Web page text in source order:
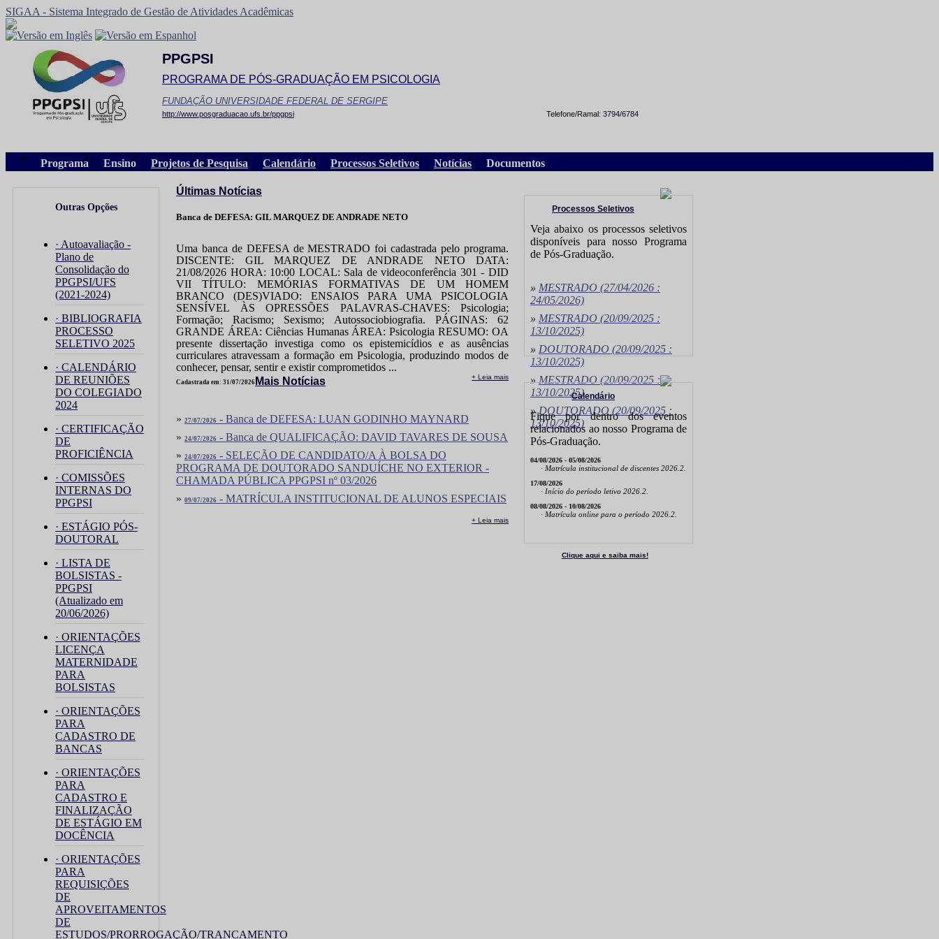
SIGAA - Sistema Integrado de Gestão de Atividades Acadêmicas
PPGPSI
PROGRAMA DE PÓS-GRADUAÇÃO EM PSICOLOGIA
FUNDAÇÃO UNIVERSIDADE FEDERAL DE SERGIPE
Telefone/Ramal: 3794/6784
http://www.posgraduacao.ufs.br/ppgpsi
Programa Ensino Projetos de Pesquisa Calendário Processos Seletivos Notícias Documentos
Outras Opções
· Autoavaliação -
Plano de
Consolidação do
PPGPSI/UFS
(2021-2024)
· BIBLIOGRAFIA
PROCESSO
SELETIVO 2025
· CALENDÁRIO
DE REUNIÕES
DO COLEGIADO
2024
· CERTIFICAÇÃO
DE
PROFICIÊNCIA
· COMISSÕES
INTERNAS DO
PPGPSI
· ESTÁGIO PÓS-
DOUTORAL
· LISTA DE
BOLSISTAS -
PPGPSI
(Atualizado em
20/06/2026)
· ORIENTAÇÕES
LICENÇA
MATERNIDADE
PARA
BOLSISTAS
· ORIENTAÇÕES
PARA
CADASTRO DE
BANCAS
· ORIENTAÇÕES
PARA
CADASTRO E
FINALIZAÇÃO
DE ESTÁGIO EM
DOCÊNCIA
· ORIENTAÇÕES
PARA
REQUISIÇÕES
DE
APROVEITAMENTOS
DE
ESTUDOS/PRORROGAÇÃO/TRANCAMENTO
Últimas Notícias
Banca de DEFESA: GIL MARQUEZ DE ANDRADE NETO
Uma banca de DEFESA de MESTRADO foi cadastrada pelo programa.
DISCENTE: GIL MARQUEZ DE ANDRADE NETO DATA:
21/08/2026 HORA: 10:00 LOCAL: Sala de videoconferência 301 - DID
VII TÍTULO: MEMÓRIAS FORMATIVAS DE UM HOMEM
BRANCO (DES)VIADO: ENSAIOS PARA UMA PSICOLOGIA
SENSÍVEL ÀS OPRESSÕES PALAVRAS-CHAVES: Psicologia;
Formação; Racismo; Sexismo; Autossociobiografia. PÁGINAS: 62
GRANDE ÁREA: Ciências Humanas ÁREA: Psicologia RESUMO: OA
presente dissertação investiga como os epistemicídios e as ausências
curriculares atravessam a formação em Psicologia, produzindo modos de
conhecer, pensar, sentir e existir comprometidos ...
Cadastrada em: 31/07/2026
+ Leia mais
Mais Notícias
» 27/07/2026 - Banca de DEFESA: LUAN GODINHO MAYNARD
» 24/07/2026 - Banca de QUALIFICAÇÃO: DAVID TAVARES DE SOUSA
» 24/07/2026 - SELEÇÃO DE CANDIDATO/A À BOLSA DO
PROGRAMA DE DOUTORADO SANDUÍCHE NO EXTERIOR -
CHAMADA PÚBLICA PPGPSI nº 03/2026
» 09/07/2026 - MATRÍCULA INSTITUCIONAL DE ALUNOS ESPECIAIS
+ Leia mais
Processos Seletivos
Veja abaixo os processos seletivos
disponíveis para nosso Programa
de Pós-Graduação.
» MESTRADO (27/04/2026 :
24/05/2026)
» MESTRADO (20/09/2025 :
13/10/2025)
» DOUTORADO (20/09/2025 :
13/10/2025)
»MESTRADO (20/09/2025 :
13/10/2025)
»DOUTORADO (20/09/2025 :
13/10/2025)
Calendário
Fique por dentro dos eventos
relacionados ao nosso Programa de
Pós-Graduação.
04/08/2026 - 05/08/2026
· Matrícula institucional de discentes 2026.2.
17/08/2026
· Início do período letivo 2026.2.
08/08/2026 - 10/08/2026
· Matrícula online para o período 2026.2.
Clique aqui e saiba mais!